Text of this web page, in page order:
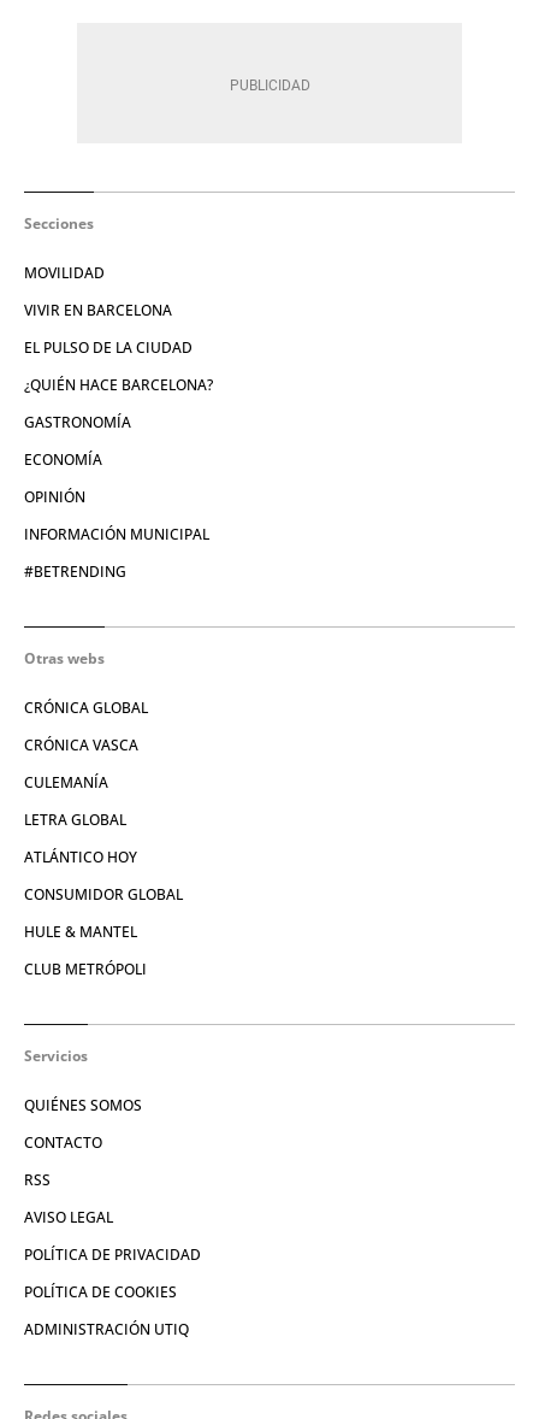
Secciones
MOVILIDAD
VIVIR EN BARCELONA
EL PULSO DE LA CIUDAD
¿QUIÉN HACE BARCELONA?
GASTRONOMÍA
ECONOMÍA
OPINIÓN
INFORMACIÓN MUNICIPAL
#BETRENDING
Otras webs
CRÓNICA GLOBAL
CRÓNICA VASCA
CULEMANÍA
LETRA GLOBAL
ATLÁNTICO HOY
CONSUMIDOR GLOBAL
HULE & MANTEL
CLUB METRÓPOLI
Servicios
QUIÉNES SOMOS
CONTACTO
RSS
AVISO LEGAL
POLÍTICA DE PRIVACIDAD
POLÍTICA DE COOKIES
ADMINISTRACIÓN UTIQ